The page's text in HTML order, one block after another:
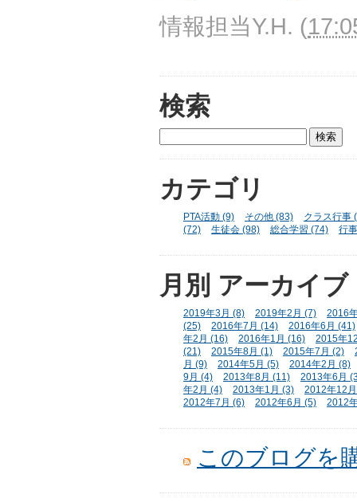
情報担当Y.H. (
検索
カテゴリ
PTA活動 (9) その他 (83)
クラス行事
(72)
生徒会 (98) 総合学習 (74) 行
月別 アーカイブ
2019年3月 (8) 2019年2月 (7)
2016
(25)
2016年7月 (14)
2016年6月 (41)
年2月 (16)
2016年1月 (16)
2015年
(21)
2015年8月 (1) 2015年7月 (2)
月 (9)
2014年5月 (5)
2014年2月 (8)
9月 (4)
2013年8月 (11)
2013年6月
年2月 (4)
2013年1月 (3)
2012年12
2012年7月 (6)
2012年6月 (5) 2012
このブログを